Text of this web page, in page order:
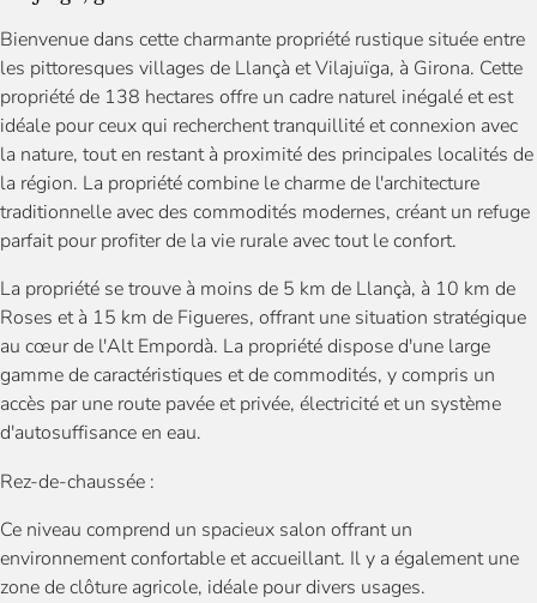
Bienvenue dans cette charmante propriété rustique située entre
les pittoresques villages de Llançà et Vilajuïga, à Girona. Cette
propriété de 138 hectares offre un cadre naturel inégalé et est
idéale pour ceux qui recherchent tranquillité et connexion avec
la nature, tout en restant à proximité des principales localités de
la région. La propriété combine le charme de l'architecture
traditionnelle avec des commodités modernes, créant un refuge
parfait pour profiter de la vie rurale avec tout le confort.
La propriété se trouve à moins de 5 km de Llançà, à 10 km de
Roses et à 15 km de Figueres, offrant une situation stratégique
au cœur de l'Alt Empordà. La propriété dispose d'une large
gamme de caractéristiques et de commodités, y compris un
accès par une route pavée et privée, électricité et un système
d'autosuffisance en eau.
Rez-de-chaussée :
Ce niveau comprend un spacieux salon offrant un
environnement confortable et accueillant. Il y a également une
zone de clôture agricole, idéale pour divers usages.